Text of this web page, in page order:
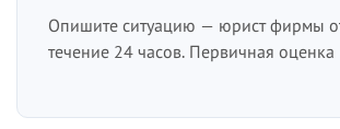
Опишите ситуацию — юрист фирмы
течение 24 часов. Первичная